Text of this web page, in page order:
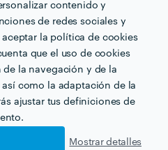
contenido y
de redes sociales y
la política de cookies
que el uso de cookies
la navegación y de la
como la adaptación de la
ajustar tus definiciones de
Mostrar detalles
0
0